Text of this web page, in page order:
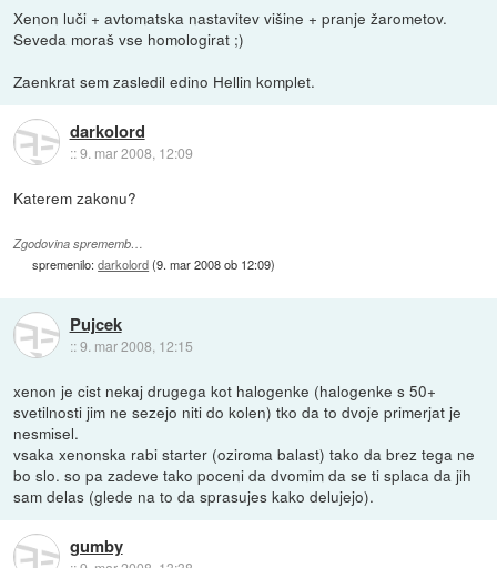
Xenon luči + avtomatska nastavitev višine + pranje žarometov.
Seveda moraš vse homologirat ;)
Zaenkrat sem zasledil edino Hellin komplet.
darkolord
::9. mar 2008, 12:09
Katerem zakonu?
Zgodovina sprememb…
spremenilo:darkolord(9. mar 2008 ob 12:09)
Pujcek
::9. mar 2008, 12:15
xenon je cist nekaj drugega kot halogenke (halogenke s 50+
svetilnosti jim ne sezejo niti do kolen) tko da to dvoje primerjat je
nesmisel.
vsaka xenonska rabi starter (oziroma balast) tako da brez tega ne
bo slo. so pa zadeve tako poceni da dvomim da se ti splaca da jih
sam delas (glede na to da sprasujes kako delujejo).
gumby